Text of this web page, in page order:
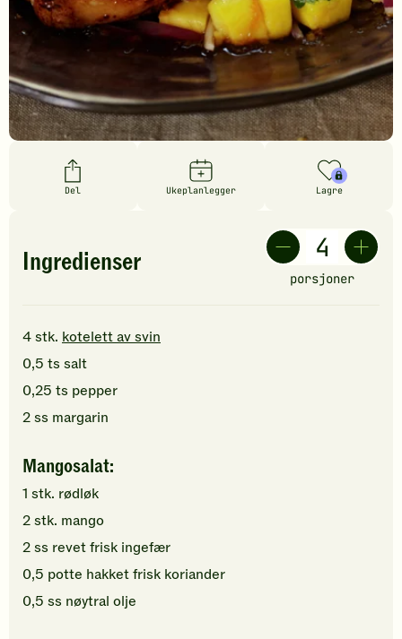
Del Ukeplanlegger Lagre
Ingredienser
porsjoner
4stk. kotelett av svin
0,5 ts salt
0,25 ts pepper
2ss margarin
Mangosalat:
1 stk. rødløk
2stk. mango
2ss revetfrisk ingefær
0,5 potte hakketfrisk koriander
0,5 ss nøytral olje